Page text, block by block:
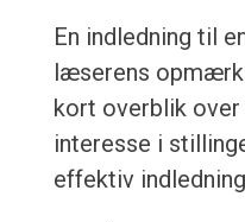
En indledning til
læserens
kort overblik over
interesse i
effektiv